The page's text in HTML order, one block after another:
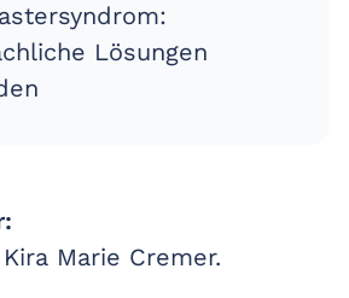
Lösungen
Marie Cremer.